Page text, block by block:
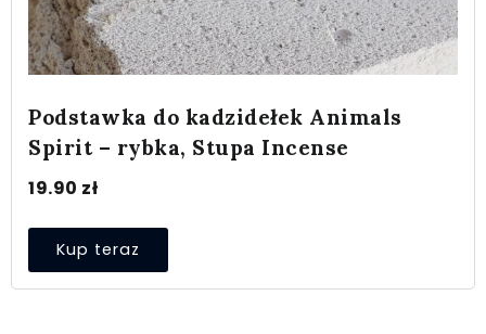
Podstawka do kadzidełek Animals
Spirit – rybka, Stupa Incense
19.90 zł
Kup teraz